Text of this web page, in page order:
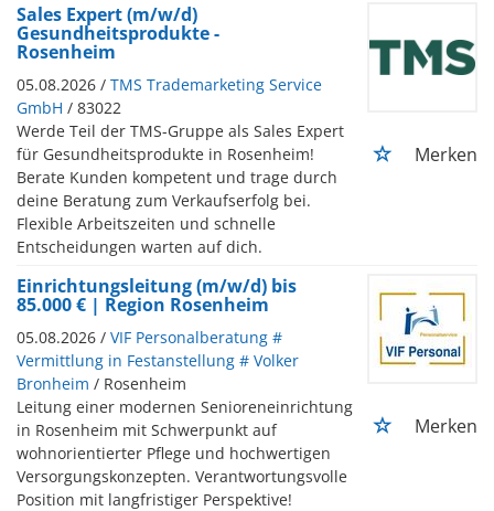
Sales Expert (m/w/d)
Gesundheitsprodukte -
Rosenheim
05.08.2026 / TMS Trademarketing Service
GmbH / 83022
Werde Teil der TMS-Gruppe als Sales Expert
für Gesundheitsprodukte in Rosenheim!
Berate Kunden kompetent und trage durch
deine Beratung zum Verkaufserfolg bei.
Flexible Arbeitszeiten und schnelle
Entscheidungen warten auf dich.
Merken
Einrichtungsleitung (m/w/d) bis
85.000 € | Region Rosenheim
05.08.2026 / VIF Personalberatung #
Vermittlung in Festanstellung # Volker
Bronheim / Rosenheim
Leitung einer modernen Senioreneinrichtung
in Rosenheim mit Schwerpunkt auf
wohnorientierter Pflege und hochwertigen
Versorgungskonzepten. Verantwortungsvolle
Position mit langfristiger Perspektive!
Merken